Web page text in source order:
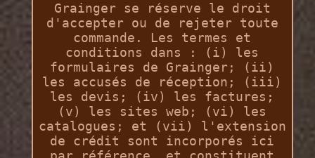
Grainger se réserve le droit
d'accepter ou de rejeter toute
commande. Les termes et
conditions dans : (i) les
formulaires de Grainger; (ii)
les accusés de réception; (iii)
les devis; (iv) les factures;
(v) les sites web; (vi) les
catalogues; et (vii) l'extension
de crédit sont incorporés ici